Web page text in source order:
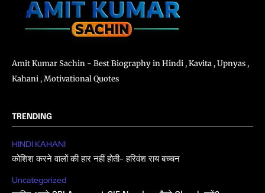
Amit Kumar Sachin - Best Biography in Hindi , Kavita , Upnyas ,
Kahani , Motivational Quotes
TRENDING
HINDI KAHANI
कोशिश करने वालों की हार नहीं होती- हरिवंश राय बच्चन
Uncategorized